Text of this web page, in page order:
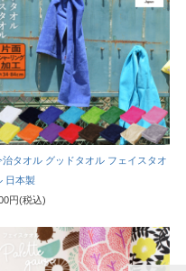
治タオル グッドタオル フェイスタオ
日本製
円(税込)